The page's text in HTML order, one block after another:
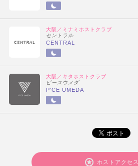
大阪／ミナミホストクラブ
セントラル
CENTRAL
大阪／キタホストクラブ
ピースウメダ
P'CE UMEDA
ホストアクセス